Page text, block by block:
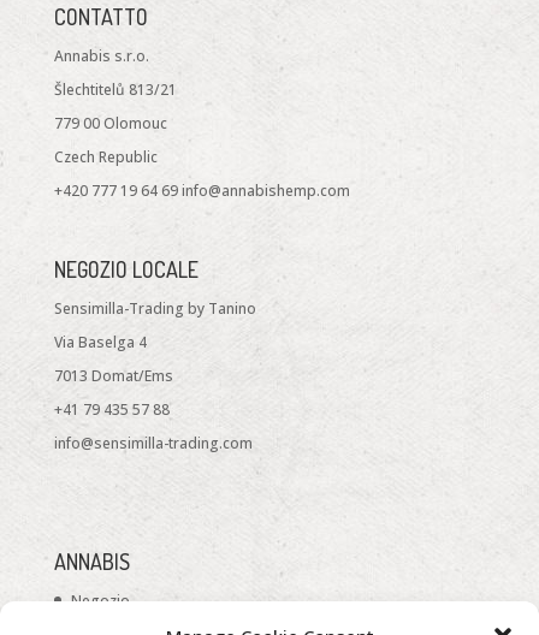
CONTATTO
Annabis s.r.o.
Šlechtitelů 813/21
779 00 Olomouc
Czech Republic
+420 777 19 64 69 info@annabishemp.com
NEGOZIO LOCALE
Sensimilla-Trading by Tanino
Via Baselga 4
7013 Domat/Ems
+41 79 435 57 88
info@sensimilla-trading.com
ANNABIS
Negozio